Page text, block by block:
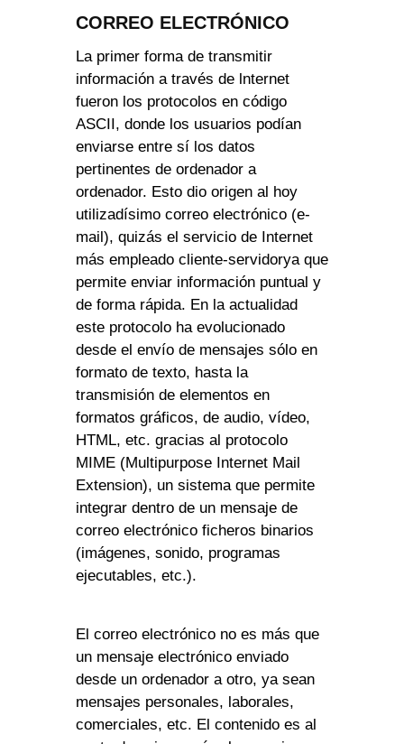
CORREO ELECTRÓNICO
La primer forma de transmitir
información a través de lnternet
fueron los protocolos en código
ASCII, donde los usuarios podían
enviarse entre sí los datos
pertinentes de ordenador a
ordenador. Esto dio origen al hoy
utilizadísimo correo electrónico (e-
mail), quizás el servicio de Internet
más empleado cliente-servidorya que
permite enviar información puntual y
de forma rápida. En la actualidad
este protocolo ha evolucionado
desde el envío de mensajes sólo en
formato de texto, hasta la
transmisión de elementos en
formatos gráficos, de audio, vídeo,
HTML, etc. gracias al protocolo
MIME (Multipurpose Internet Mail
Extension), un sistema que permite
integrar dentro de un mensaje de
correo electrónico ficheros binarios
(imágenes, sonido, programas
ejecutables, etc.).
El correo electrónico no es más que
un mensaje electrónico enviado
desde un ordenador a otro, ya sean
mensajes personales, laborales,
comerciales, etc. El contenido es al